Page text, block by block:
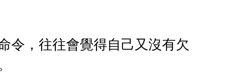
令，往往會覺得自己又沒有欠